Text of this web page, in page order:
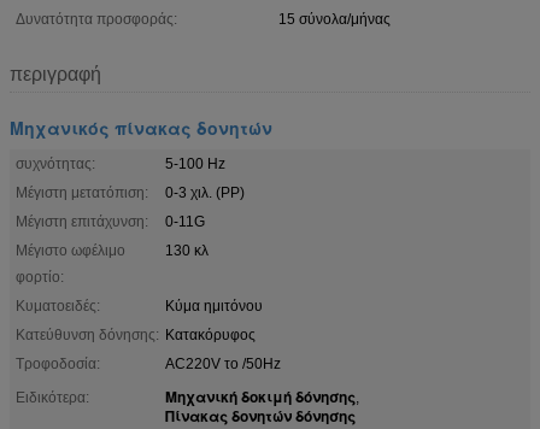
Δυνατότητα προσφοράς:
15 σύνολα/μήνας
περιγραφή
Μηχανικός πίνακας δονητών
συχνότητας:
5-100 Hz
Μέγιστη μετατόπιση:
0-3 χιλ. (PP)
Μέγιστη επιτάχυνση:
0-11G
Μέγιστο ωφέλιμο
φορτίο:
130 κλ
Κυματοειδές:
Κύμα ημιτόνου
Κατεύθυνση δόνησης: Κατακόρυφος
Τροφοδοσία:
AC220V το /50Hz
Ειδικότερα:
Μηχανική δοκιμή δόνησης,
Πίνακας δονητών δόνησης